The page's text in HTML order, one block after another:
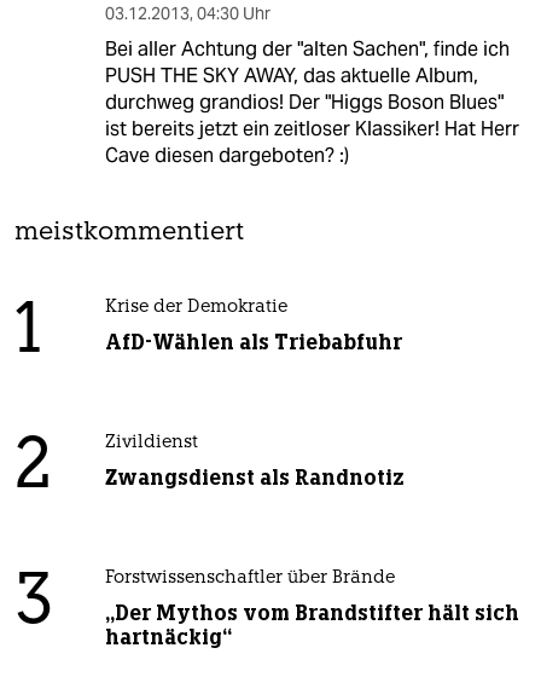
03.12.2013, 04:30 Uhr
Bei aller Achtung der "alten Sachen", finde ich
PUSH THE SKY AWAY, das aktuelle Album,
durchweg grandios! Der "Higgs Boson Blues"
ist bereits jetzt ein zeitloser Klassiker! Hat Herr
Cave diesen dargeboten? :)
meistkommentiert
1 Krise der Demokratie
AfD-Wählen als Triebabfuhr
2 Zivildienst
Zwangsdienst als Randnotiz
3 Forstwissenschaftler über Brände
„Der Mythos vom Brandstifter hält sich
hartnäckig“